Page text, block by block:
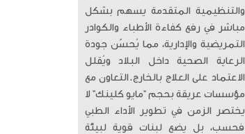
والتنظيمية المتقدمة يسهم بشكل
مباشر في رفع كفاءة الأطباء والكوادر
التمريضية والإدارية، مما يُحسّن جودة
الرعاية الصحية داخل البلاد ويُقلل
الاعتماد على العلاج بالخارج. ​التعاون مع
مؤسسات عريقة بحجم “مايو كلينك” لا
يختصر الزمن في تطوير الأداء الطبي
فحسب، بل يضع لبنات قوية لبيئة